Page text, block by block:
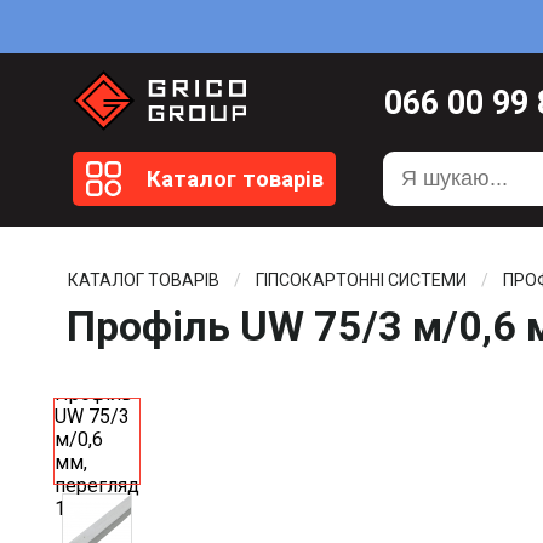
Каталог товарів
066 00 99
099 20 51
099 20 59
КАТАЛОГ ТОВАРІВ ГІПСОКАРТОННІ СИСТЕМИ
Профіль UW 75/3 м/0,6